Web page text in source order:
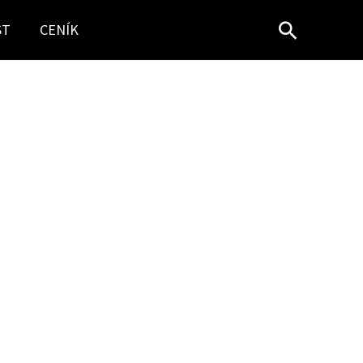
CENÍK Hledat